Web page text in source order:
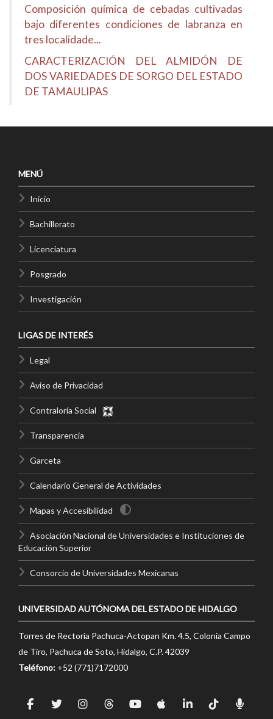
Composición química de cebadas cultivadas
bajo diferentes condiciones de labranza en
tres localidade...
CARACTERIZACIÓN DEL ALMIDÓN DE
DOS VARIEDADES DE SORGO DEL ESTADO
DE TAMAULIPAS
MENÚ
Inicio
Bachillerato
Licenciatura
Posgrado
Investigación
LIGAS DE INTERÉS
Legal
Aviso de Privacidad
Contraloría Social
Transparencia
Garceta
Calendario General de Actividades
Mapas y Accesibilidad
Asociación Nacional de Universidades e Instituciones de
Educación Superior
Consorcio de Universidades Mexicanas
UNIVERSIDAD AUTÓNOMA DEL ESTADO DE HIDALGO
Torres de Rectoría Pachuca-Actopan Km. 4.5, Colonia Campo
de Tiro, Pachuca de Soto, Hidalgo, C.P. 42039
Teléfono: +52 (771)7172000